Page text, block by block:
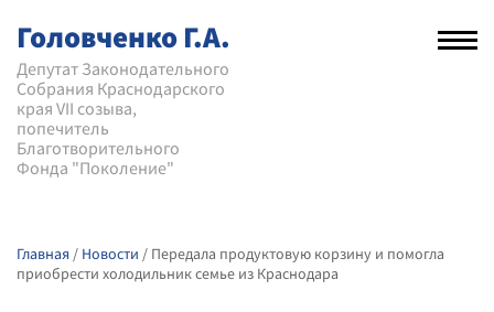
Головченко Г.А.
Депутат Законодательного
Собрания Краснодарского
края VII созыва,
попечитель
Благотворительного
Фонда "Поколение"
Главная / Новости / Передала продуктовую корзину и помогла
приобрести холодильник семье из Краснодара